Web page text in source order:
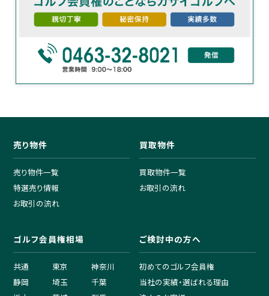
売り物件
売り物件一覧
特選売り情報
お取引の流れ
買取物件
買取物件一覧
お取引の流れ
ゴルフ会員権相場
共通 東京
神奈川
静岡
埼玉
千葉
ご検討中の方へ
初めてのゴルフ会員権
当社の実績・選ばれる理由